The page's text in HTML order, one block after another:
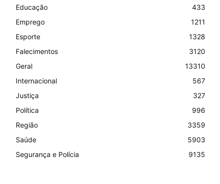
Educação
433
Emprego
1211
Esporte
1328
Falecimentos
3120
Geral
13310
Internacional
567
Justiça
327
Política
996
Região
3359
Saúde
5903
Segurança e Polícia
9135